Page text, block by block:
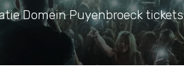
Domein Puyenbroeck tickets